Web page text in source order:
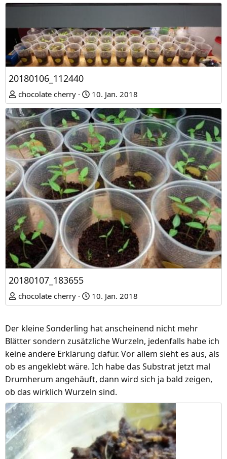
:
20180106_112440
chocolate cherry 10. Jan. 2018
20180107_183655
chocolate cherry 10. Jan. 2018
Der kleine Sonderling hat anscheinend nicht mehr
Blätter sondern zusätzliche Wurzeln, jedenfalls habe ich
keine andere Erklärung dafür. Vor allem sieht es aus, als
ob es angeklebt wäre. Ich habe das Substrat jetzt mal
Drumherum angehäuft, dann wird sich ja bald zeigen,
ob das wirklich Wurzeln sind.